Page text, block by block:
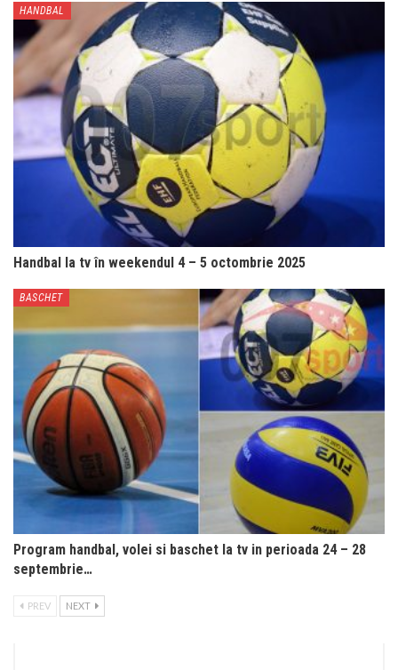
HANDBAL
Handbal la tv în weekendul 4 – 5 octombrie 2025
BASCHET
Program handbal, volei si baschet la tv in perioada 24 – 28
septembrie…
PREV NEXT